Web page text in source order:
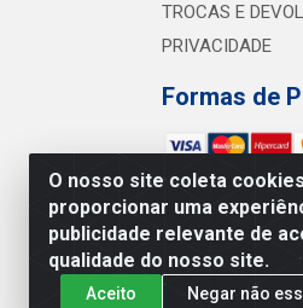
O nosso site coleta
proporcionar uma
publicidade relevante de
qualidade do nosso site.
Aceito Negar não
TROCAS E
PRIVACIDADE
Formas de